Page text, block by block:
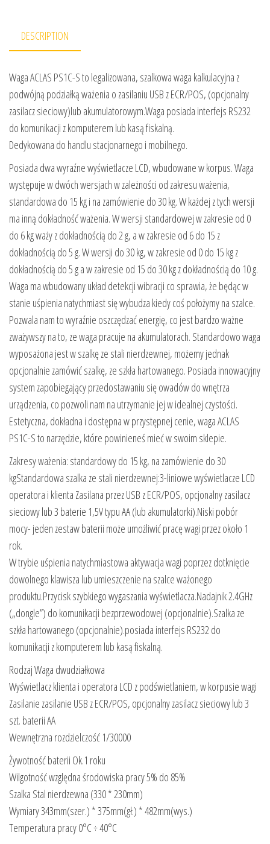
DESCRIPTION
Waga ACLAS PS1C-S to legalizowana, szalkowa waga kalkulacyjna z
podwójną podziałką ważenia o zasilaniu USB z ECR/POS, (opcjonalny
zasilacz sieciowy)lub akumulatorowym.Waga posiada interfejs RS232
do komunikacji z komputerem lub kasą fiskalną.
Dedykowana do handlu stacjonarnego i mobilnego.
Posiada dwa wyraźne wyświetlacze LCD, wbudowane w korpus. Waga
występuje w dwóch wersjach w zależności od zakresu ważenia,
standardowa do 15 kg i na zamówienie do 30 kg. W każdej z tych wersji
ma inną dokładność ważenia. W wersji standardowej w zakresie od 0
do 6 kg waży z dokładnością do 2 g, a w zakresie od 6 do 15 z
dokładnością do 5 g. W wersji do 30 kg, w zakresie od 0 do 15 kg z
dokładnością do 5 g a w zakresie od 15 do 30 kg z dokładnością do 10 g.
Waga ma wbudowany układ detekcji wibracji co sprawia, że będąc w
stanie uśpienia natychmiast się wybudza kiedy coś położymy na szalce.
Pozwala nam to wyraźnie oszczędzać energię, co jest bardzo ważne
zważywszy na to, ze waga pracuje na akumulatorach. Standardowo waga
wyposażona jest w szalkę ze stali nierdzewnej, możemy jednak
opcjonalnie zamówić szalkę, ze szkła hartowanego. Posiada innowacyjny
system zapobiegający przedostawaniu się owadów do wnętrza
urządzenia, co pozwoli nam na utrzymanie jej w idealnej czystości.
Estetyczna, dokładna i dostępna w przystępnej cenie, waga ACLAS
PS1C-S to narzędzie, które powinieneś mieć w swoim sklepie.
Zakresy ważenia: standardowy do 15 kg, na zamówienie do 30
kgStandardowa szalka ze stali nierdzewnej:3-liniowe wyświetlacze LCD
operatora i klienta Zasilana przez USB z ECR/POS, opcjonalny zasilacz
sieciowy lub 3 baterie 1,5V typu AA (lub akumulatorki).Niski pobór
mocy- jeden zestaw baterii może umożliwić pracę wagi przez około 1
rok.
W trybie uśpienia natychmiastowa aktywacja wagi poprzez dotknięcie
dowolnego klawisza lub umieszczenie na szalce ważonego
produktu.Przycisk szybkiego wygaszania wyświetlacza.Nadajnik 2.4GHz
(„dongle”) do komunikacji bezprzewodowej (opcjonalnie).Szalka ze
szkła hartowanego (opcjonalnie).posiada interfejs RS232 do
komunikacji z komputerem lub kasą fiskalną.
Rodzaj Waga dwudziałkowa
Wyświetlacz klienta i operatora LCD z podświetlaniem, w korpusie wagi
Zasilanie zasilanie USB z ECR/POS, opcjonalny zasilacz sieciowy lub 3
szt. baterii AA
Wewnętrzna rozdzielczość 1/30000
Żywotność baterii Ok.1 roku
Wilgotność względna środowiska pracy 5% do 85%
Szalka Stal nierdzewna (330 * 230mm)
Wymiary 343mm(szer.) * 375mm(gł.) * 482mm(wys.)
Temperatura pracy 0°C ÷ 40°C